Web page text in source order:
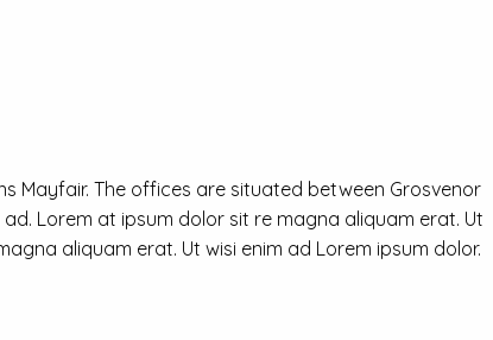
Mayfair. The offices are situated between Grosvenor
Lorem at ipsum dolor sit re magna aliquam erat. Ut
aliquam erat. Ut wisi enim ad Lorem ipsum dolor.